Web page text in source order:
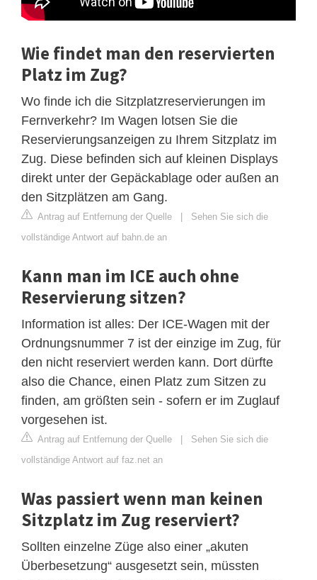
Wie findet man den reservierten
Platz im Zug?
Wo finde ich die Sitzplatzreservierungen im
Fernverkehr? Im Wagen lotsen Sie die
Reservierungsanzeigen zu Ihrem Sitzplatz im
Zug. Diese befinden sich auf kleinen Displays
direkt unter der Gepäckablage oder außen an
den Sitzplätzen am Gang.
Antrag auf Entfernung der Quelle | Sehen Sie sich die
vollständige Antwort auf bahn.de an
Kann man im ICE auch ohne
Reservierung sitzen?
Information ist alles: Der ICE-Wagen mit der
Ordnungsnummer 7 ist der einzige im Zug, für
den nicht reserviert werden kann. Dort dürfte
also die Chance, einen Platz zum Sitzen zu
finden, am größten sein - sofern er im Zuglauf
vorgesehen ist.
Antrag auf Entfernung der Quelle | Sehen Sie sich die
vollständige Antwort auf faz.net an
Was passiert wenn man keinen
Sitzplatz im Zug reserviert?
Sollten einzelne Züge also einer „akuten
Überbesetzung“ ausgesetzt sein, müssten